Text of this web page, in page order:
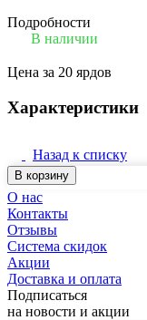
Подробности
В наличии
Цена за 20 ярдов
Характеристики
Назад к списку
В корзину
О нас
Контакты
Отзывы
Система скидок
Акции
Доставка и оплата
Подписаться
на новости и акции